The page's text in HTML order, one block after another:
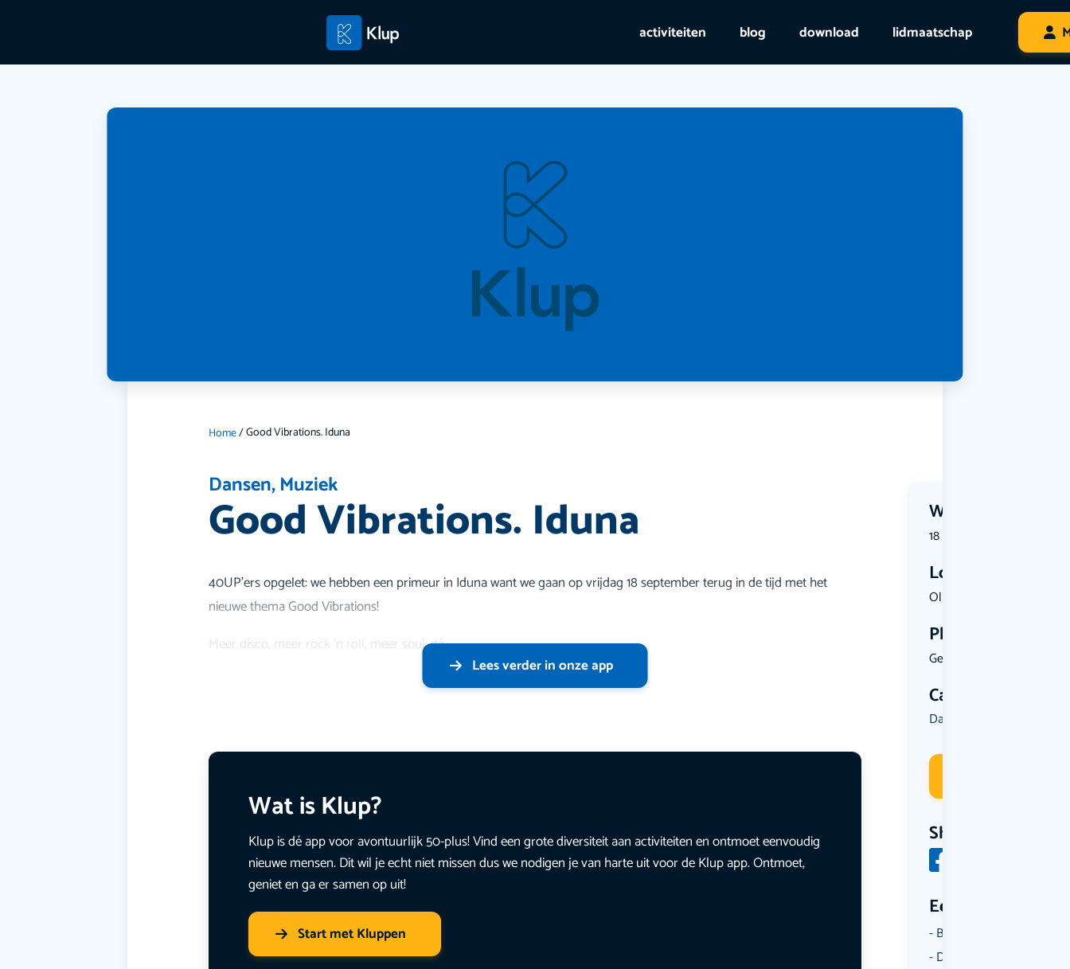
activiteiten blog download lidmaatschap
Home/Good Vibrations. Iduna
Dansen,Muziek
Good Vibrations. Iduna Wanneer?
18 September 2026 | 20:00
Locatie
Oliemolens...
Plekken
Geen limiet
Categorie
Dansen
Share
Een aantal
Borrelen
Dansen
40UP’ers opgelet: we hebben een primeur in Iduna want we gaan op vrijdag 18 september terug in de tijd met het
nieuwe thema Good Vibrations!
Meer disco, meer rock ’n roll, meer soul: dá
Lees verder in onze app
Wat is Klup?
Klup is dé app voor avontuurlijk 50-plus! Vind een grote diversiteit aan activiteiten en ontmoet eenvoudig
nieuwe mensen. Dit wil je echt niet missen dus we nodigen je van harte uit voor de Klup app. Ontmoet,
geniet en ga er samen op uit!
Start met Kluppen